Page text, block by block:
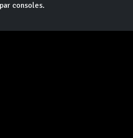
consoles.